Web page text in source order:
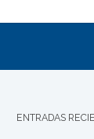
ENTRADAS